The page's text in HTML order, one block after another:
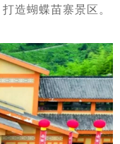
造蝴蝶苗寨景区。